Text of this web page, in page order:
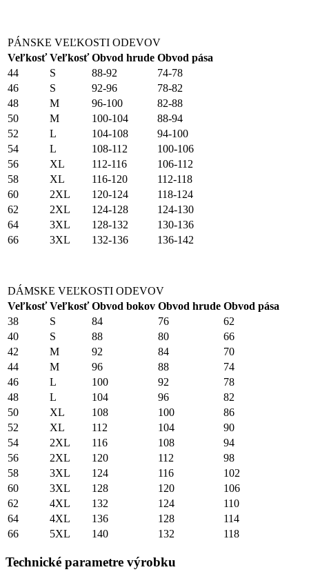
PÁNSKE VEĽKOSTI ODEVOV
Veľkosť Veľkosť Obvod hrude Obvod pása
44
S 88-92
74-78
46
S 92-96
78-82
48
M 96-100
82-88
50
M 100-104
88-94
52
L 104-108
94-100
54
L 108-112
100-106
56
XL 112-116
106-112
58
XL 116-120
112-118
60
2XL 120-124
118-124
62
2XL 124-128
124-130
64
3XL 128-132
130-136
66
3XL 132-136 136-142
DÁMSKE VEĽKOSTI ODEVOV
Veľkosť Veľkosť Obvod bokov Obvod hrude Obvod pása
38
S 84 76
62
40
S 88 80
66
42
M 92 84
70
44
M 96 88
74
46
L 100 92
78
48
L 104 96
82
50
XL 108 100
86
52
XL 112 104
90
54
2XL 116 108
94
56
2XL 120 112
98
58
3XL 124 116
102
60
3XL 128 120
106
62
4XL 132 124
110
64
4XL 136 128
114
66
5XL 140 132 118
Technické parametre výrobku